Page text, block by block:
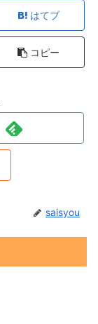
はてブ
コピー
saisyou